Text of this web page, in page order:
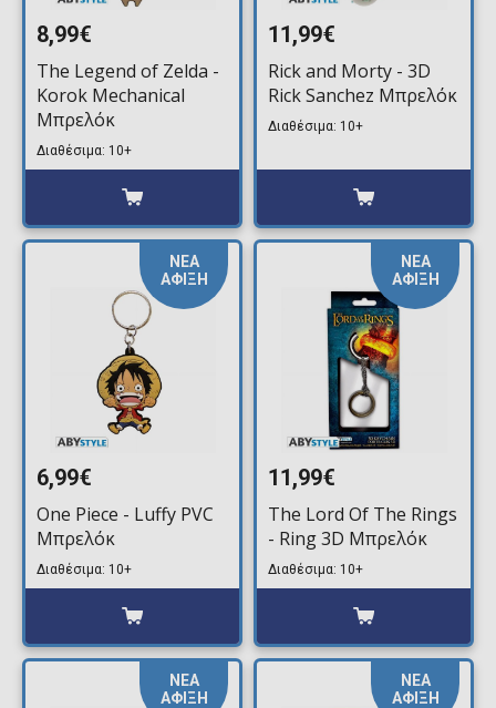
8,99€
The Legend of Zelda -
Korok Mechanical
Μπρελόκ
Διαθέσιμα: 10+
11,99€
Rick and Morty - 3D
Rick Sanchez Μπρελόκ
Διαθέσιμα: 10+
ΝΕΑ
ΑΦΙΞΗ
6,99€
One Piece - Luffy PVC
Μπρελόκ
Διαθέσιμα: 10+
ΝΕΑ
ΑΦΙΞΗ
11,99€
The Lord Of The Rings
- Ring 3D Μπρελόκ
Διαθέσιμα: 10+
ΝΕΑ
ΑΦΙΞΗ
ΝΕΑ
ΑΦΙΞΗ